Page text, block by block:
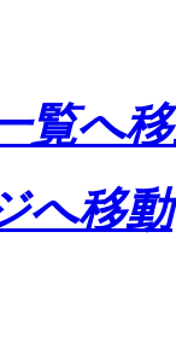
覧へ
へ移動